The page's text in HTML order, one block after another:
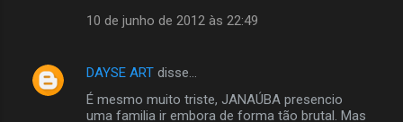
o
s
10 de junho de 2012 às 22:49
DAYSE ART disse…
É mesmo muito triste, JANAÚBA presencio
uma familia ir embora de forma tão brutal. Mas